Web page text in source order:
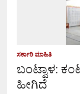
ಸರ್ಕಾರಿ ಮಾಹಿತಿ
ಬಂಟ್ವಾಳ:
ಹೀಗಿದೆ